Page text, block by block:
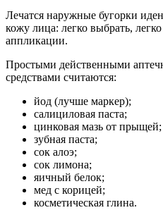
Лечатся наружные бугорки
кожу лица: легко выбрать,
аппликации.
Простыми действенными
средствами считаются:
йод (лучше маркер);
салициловая паста;
цинковая мазь от прыщей;
зубная паста;
сок алоэ;
сок лимона;
яичный белок;
мед с корицей;
косметическая глина.